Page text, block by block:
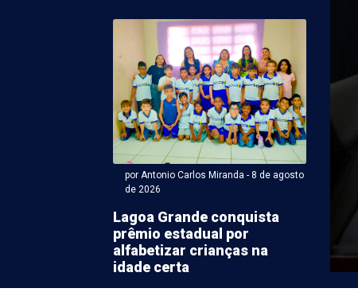
por Antonio Carlos Miranda - 8 de agosto
de 2026
Lagoa Grande conquista
prêmio estadual por
alfabetizar crianças na
idade certa
Carlos Miranda - 08 de agosto 2026 às 08:58
de céu ensolarado e
variando de baixa a
em Petrolina
está começando com expectativa de céu
sábado (8). A umidade do ar, segundo o ...